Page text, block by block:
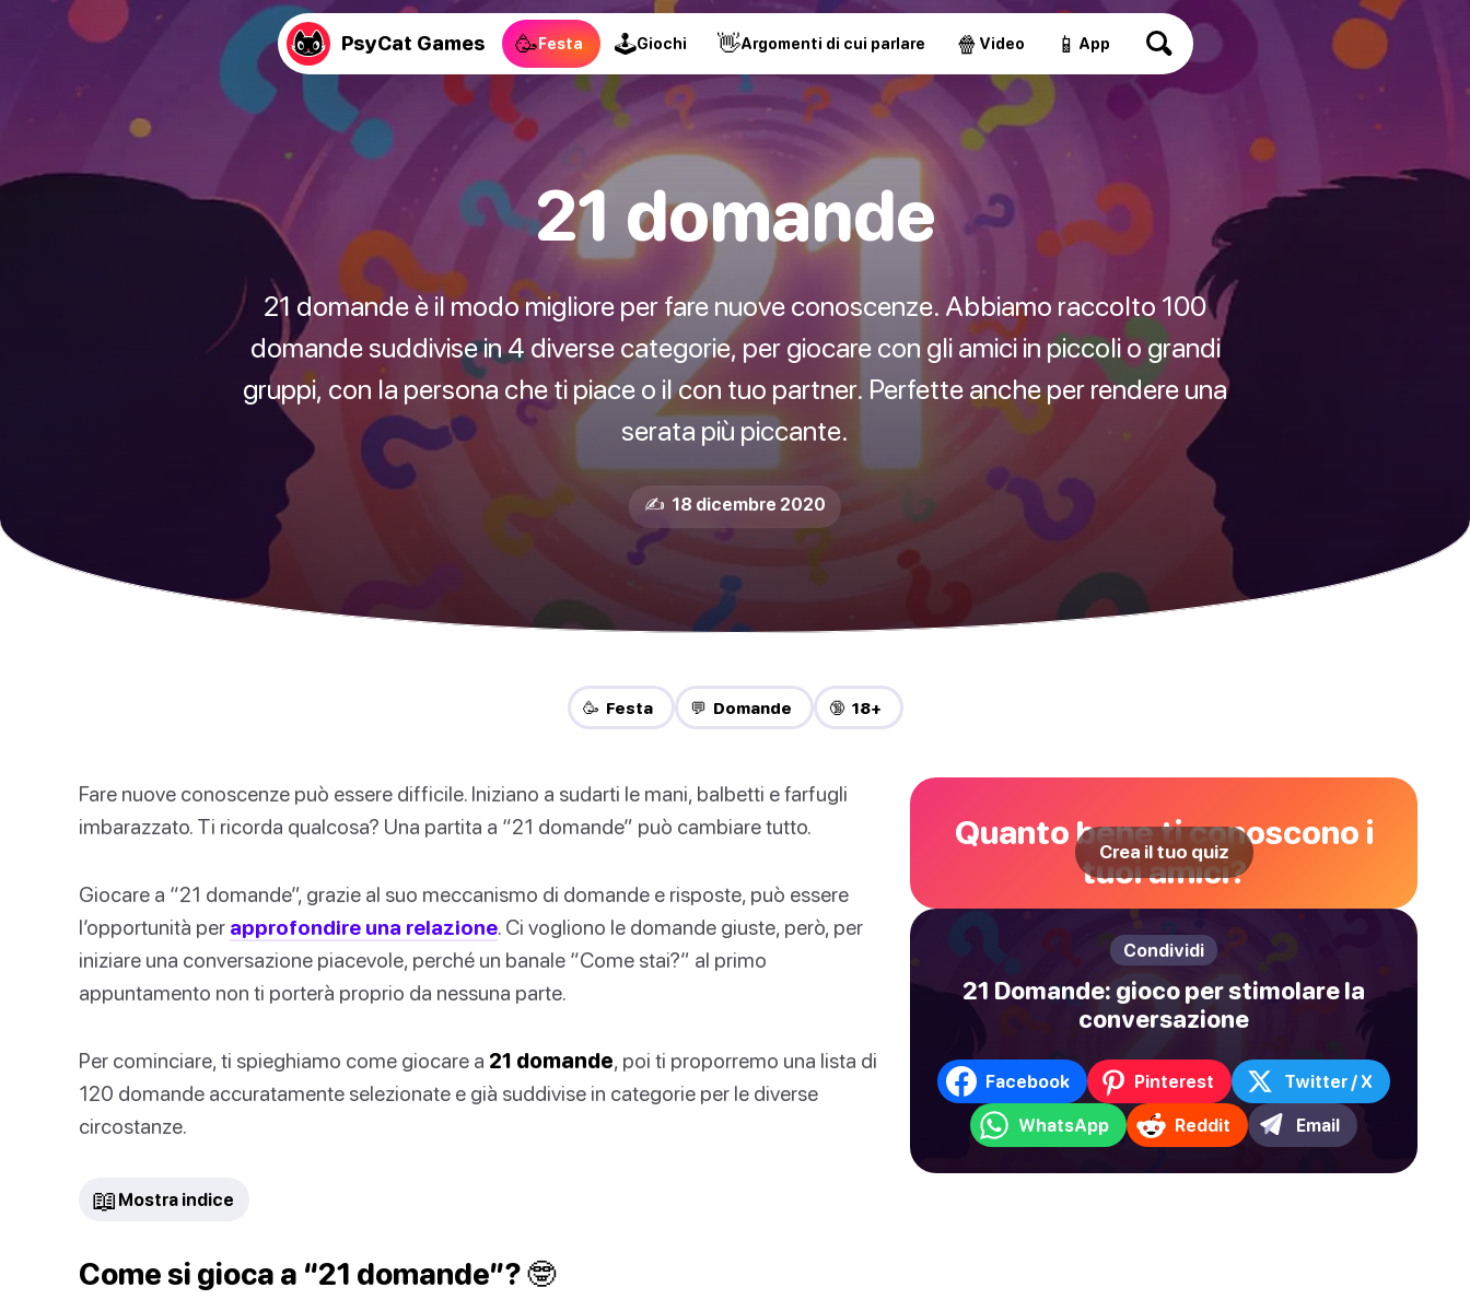
PsyCat Games 🥳Festa 🕹Giochi 👋Argomenti di cui parlare 🍿 Video 📱 App
21 domande
21 domande è il modo migliore per fare nuove conoscenze. Abbiamo raccolto 100
domande suddivise in 4 diverse categorie, per giocare con gli amici in piccoli o grandi
gruppi, con la persona che ti piace o il con tuo partner. Perfette anche per rendere una
serata più piccante.
✍️ 18 dicembre 2020
🥳 Festa 💬 Domande 🔞 18+
Fare nuove conoscenze può essere difficile. Iniziano a sudarti le mani, balbetti e farfugli
imbarazzato. Ti ricorda qualcosa? Una partita a “21 domande” può cambiare tutto.
Giocare a “21 domande”, grazie al suo meccanismo di domande e risposte, può essere
l’opportunità per approfondire una relazione. Ci vogliono le domande giuste, però, per
iniziare una conversazione piacevole, perché un banale “Come stai?” al primo
appuntamento non ti porterà proprio da nessuna parte.
Per cominciare, ti spieghiamo come giocare a 21 domande, poi ti proporremo una lista di
120 domande accuratamente selezionate e già suddivise in categorie per le diverse
circostanze.
📖 Mostra indice
Come si gioca a “21 domande”? 🤓
Quanto bene ti conoscono i
tuoi amici?
Crea il tuo quiz
Condividi
21 Domande: gioco per stimolare la
conversazione
Facebook Pinterest Twitter / X
WhatsApp Reddit Email